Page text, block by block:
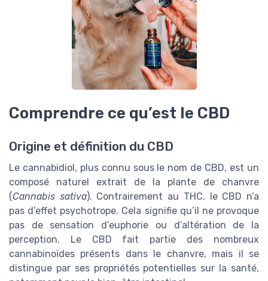
Comprendre ce qu’est le CBD
Origine et définition du CBD
Le cannabidiol, plus connu sous le nom de CBD, est un
composé naturel extrait de la plante de chanvre
(Cannabis sativa). Contrairement au THC, le CBD n’a
pas d’effet psychotrope. Cela signifie qu’il ne provoque
pas de sensation d’euphorie ou d’altération de la
perception. Le CBD fait partie des nombreux
cannabinoïdes présents dans le chanvre, mais il se
distingue par ses propriétés potentielles sur la santé,